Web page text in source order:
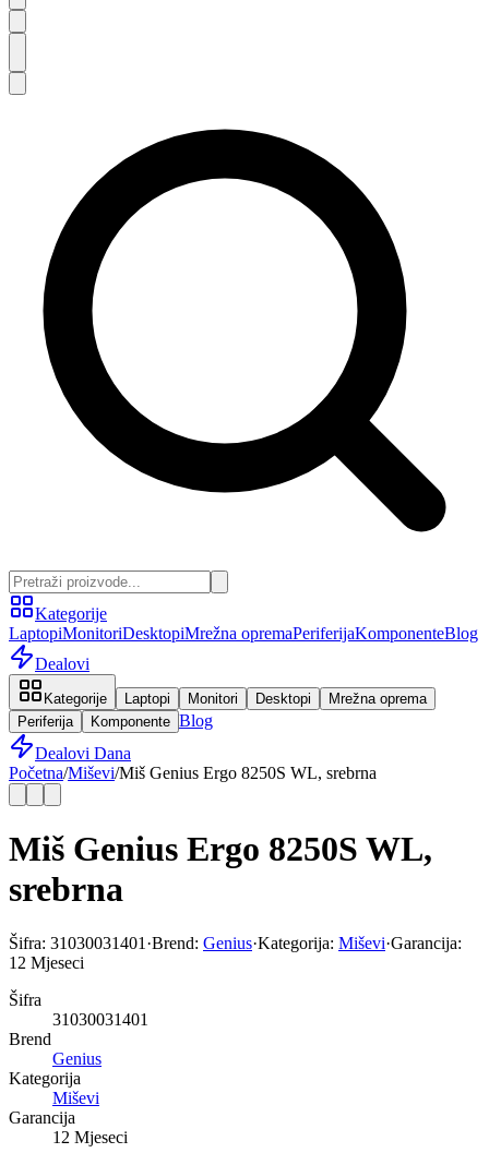
Kategorije
LaptopiMonitoriDesktopiMrežna opremaPeriferijaKomponenteBlog
Dealovi
Kategorije Laptopi Monitori Desktopi
Mrežna oprema
Periferija
Komponente Blog
Dealovi Dana
Početna/Miševi/Miš Genius Ergo 8250S WL, srebrna
Miš Genius Ergo 8250S WL,
srebrna
Šifra: 31030031401 ·Brend: Genius·Kategorija: Miševi·Garancija:
12 Mjeseci
Šifra
31030031401
Brend
Genius
Kategorija
Miševi
Garancija
12 Mjeseci